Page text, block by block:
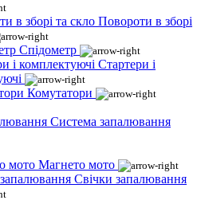
Повороти в зборі
Спідометр
Стартери і
Комутатори
Система запалювання
Магнето мото
Свічки запалювання